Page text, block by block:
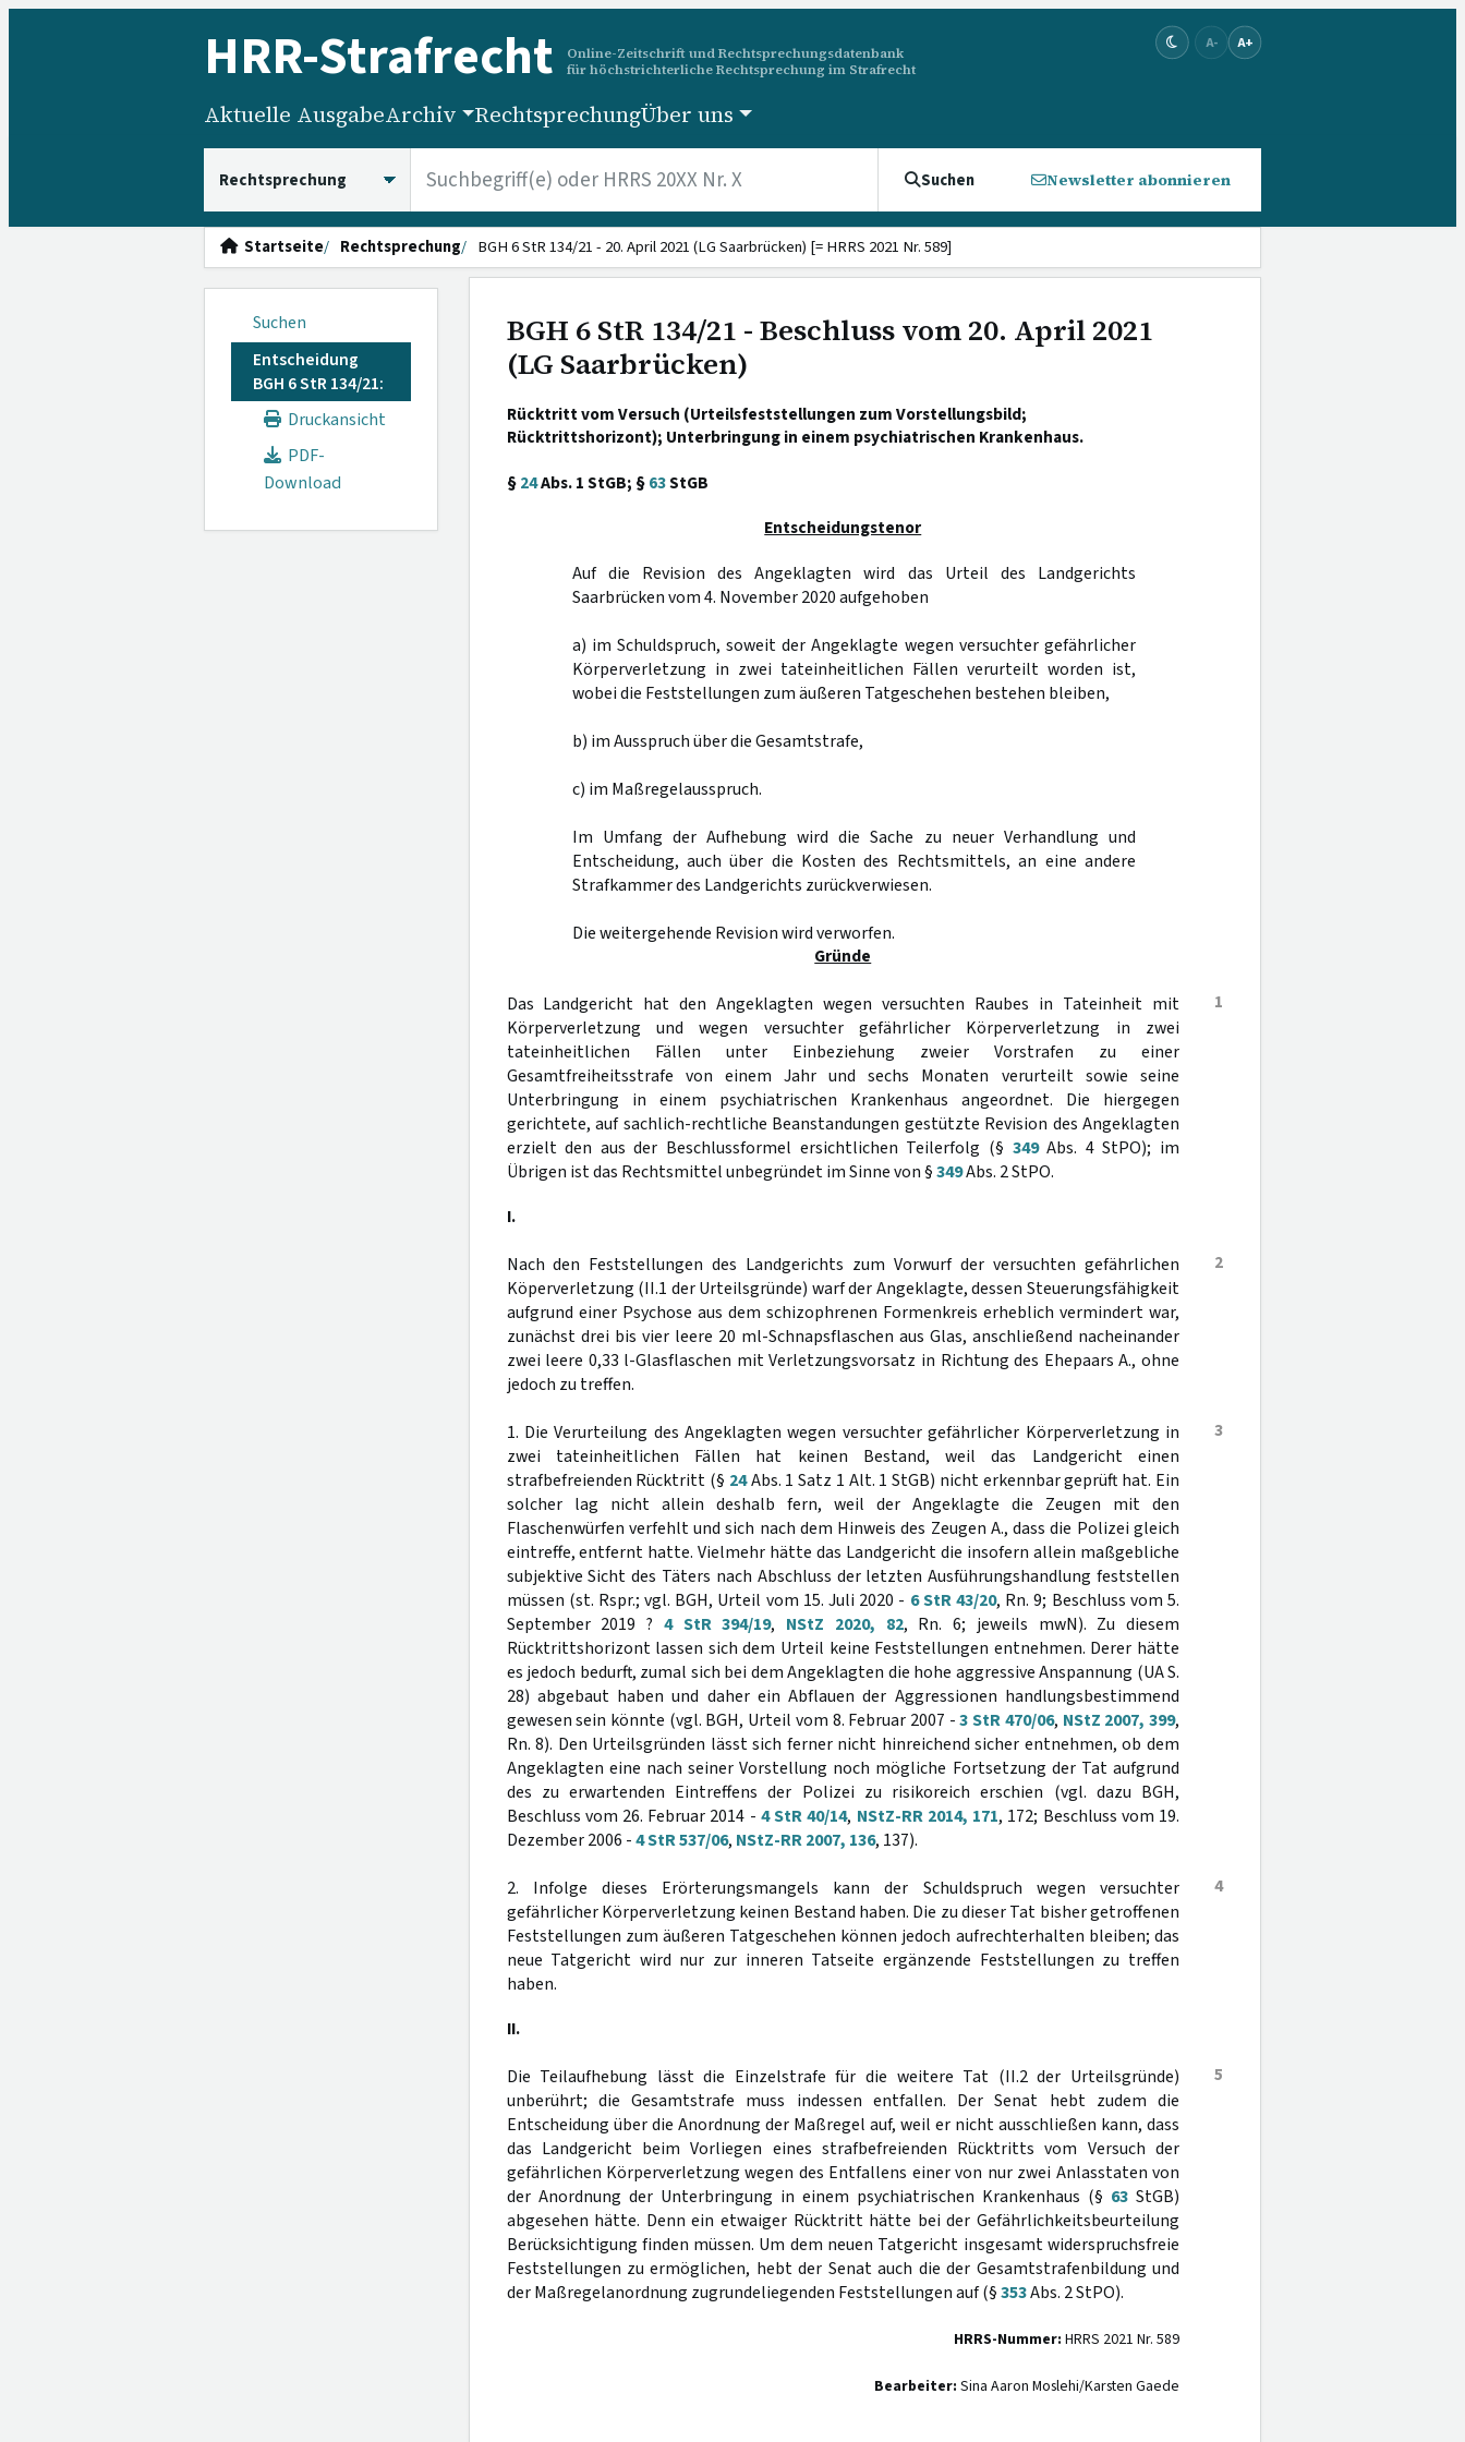
HRR-Strafrecht
Online-Zeitschrift und Rechtsprechungsdatenbank
für höchstrichterliche Rechtsprechung im Strafrecht
A- A+
Aktuelle AusgabeArchiv RechtsprechungÜber uns
Suchen Newsletter abonnieren
Startseite Rechtsprechung BGH 6 StR 134/21 - 20. April 2021 (LG Saarbrücken) [= HRRS 2021 Nr. 589]
Suchen
Entscheidung
BGH 6 StR 134/21:
Druckansicht
PDF-
Download
BGH 6 StR 134/21 - Beschluss vom 20. April 2021
(LG Saarbrücken)
Rücktritt vom Versuch (Urteilsfeststellungen zum Vorstellungsbild;
Rücktrittshorizont); Unterbringung in einem psychiatrischen Krankenhaus.
§24Abs. 1 StGB; §63StGB
Entscheidungstenor
Auf die Revision des Angeklagten wird das Urteil des Landgerichts
Saarbrücken vom 4. November 2020 aufgehoben
a) im Schuldspruch, soweit der Angeklagte wegen versuchter gefährlicher
Körperverletzung in zwei tateinheitlichen Fällen verurteilt worden ist,
wobei die Feststellungen zum äußeren Tatgeschehen bestehen bleiben,
b) im Ausspruch über die Gesamtstrafe,
c) im Maßregelausspruch.
Im Umfang der Aufhebung wird die Sache zu neuer Verhandlung und
Entscheidung, auch über die Kosten des Rechtsmittels, an eine andere
Strafkammer des Landgerichts zurückverwiesen.
Die weitergehende Revision wird verworfen.
Gründe
1
Das Landgericht hat den Angeklagten wegen versuchten Raubes in Tateinheit mit
Körperverletzung und wegen versuchter gefährlicher Körperverletzung in zwei
tateinheitlichen Fällen unter Einbeziehung zweier Vorstrafen zu einer
Gesamtfreiheitsstrafe von einem Jahr und sechs Monaten verurteilt sowie seine
Unterbringung in einem psychiatrischen Krankenhaus angeordnet. Die hiergegen
gerichtete, auf sachlich-rechtliche Beanstandungen gestützte Revision des Angeklagten
erzielt den aus der Beschlussformel ersichtlichen Teilerfolg (§ 349Abs. 4 StPO); im
Übrigen ist das Rechtsmittel unbegründet im Sinne von §349Abs. 2 StPO.
I.
2
Nach den Feststellungen des Landgerichts zum Vorwurf der versuchten gefährlichen
Köperverletzung (II.1 der Urteilsgründe) warf der Angeklagte, dessen Steuerungsfähigkeit
aufgrund einer Psychose aus dem schizophrenen Formenkreis erheblich vermindert war,
zunächst drei bis vier leere 20 ml-Schnapsflaschen aus Glas, anschließend nacheinander
zwei leere 0,33 l-Glasflaschen mit Verletzungsvorsatz in Richtung des Ehepaars A., ohne
jedoch zu treffen.
3
1. Die Verurteilung des Angeklagten wegen versuchter gefährlicher Körperverletzung in
zwei tateinheitlichen Fällen hat keinen Bestand, weil das Landgericht einen
strafbefreienden Rücktritt (§ 24Abs. 1 Satz 1 Alt. 1 StGB) nicht erkennbar geprüft hat. Ein
solcher lag nicht allein deshalb fern, weil der Angeklagte die Zeugen mit den
Flaschenwürfen verfehlt und sich nach dem Hinweis des Zeugen A., dass die Polizei gleich
eintreffe, entfernt hatte. Vielmehr hätte das Landgericht die insofern allein maßgebliche
subjektive Sicht des Täters nach Abschluss der letzten Ausführungshandlung feststellen
müssen (st. Rspr.; vgl. BGH, Urteil vom 15. Juli 2020 - 6 StR 43/20, Rn. 9; Beschluss vom 5.
September 2019 ? 4 StR 394/19, NStZ 2020, 82, Rn. 6; jeweils mwN). Zu diesem
Rücktrittshorizont lassen sich dem Urteil keine Feststellungen entnehmen. Derer hätte
es jedoch bedurft, zumal sich bei dem Angeklagten die hohe aggressive Anspannung (UA S.
28) abgebaut haben und daher ein Abflauen der Aggressionen handlungsbestimmend
gewesen sein könnte (vgl. BGH, Urteil vom 8. Februar 2007 -3 StR 470/06, NStZ 2007, 399,
Rn. 8). Den Urteilsgründen lässt sich ferner nicht hinreichend sicher entnehmen, ob dem
Angeklagten eine nach seiner Vorstellung noch mögliche Fortsetzung der Tat aufgrund
des zu erwartenden Eintreffens der Polizei zu risikoreich erschien (vgl. dazu BGH,
Beschluss vom 26. Februar 2014 - 4 StR 40/14, NStZ-RR 2014, 171, 172; Beschluss vom 19.
Dezember 2006 -4 StR 537/06, NStZ-RR 2007, 136, 137).
4
2. Infolge dieses Erörterungsmangels kann der Schuldspruch wegen versuchter
gefährlicher Körperverletzung keinen Bestand haben. Die zu dieser Tat bisher getroffenen
Feststellungen zum äußeren Tatgeschehen können jedoch aufrechterhalten bleiben; das
neue Tatgericht wird nur zur inneren Tatseite ergänzende Feststellungen zu treffen
haben.
II.
5
Die Teilaufhebung lässt die Einzelstrafe für die weitere Tat (II.2 der Urteilsgründe)
unberührt; die Gesamtstrafe muss indessen entfallen. Der Senat hebt zudem die
Entscheidung über die Anordnung der Maßregel auf, weil er nicht ausschließen kann, dass
das Landgericht beim Vorliegen eines strafbefreienden Rücktritts vom Versuch der
gefährlichen Körperverletzung wegen des Entfallens einer von nur zwei Anlasstaten von
der Anordnung der Unterbringung in einem psychiatrischen Krankenhaus (§ 63StGB)
abgesehen hätte. Denn ein etwaiger Rücktritt hätte bei der Gefährlichkeitsbeurteilung
Berücksichtigung finden müssen. Um dem neuen Tatgericht insgesamt widerspruchsfreie
Feststellungen zu ermöglichen, hebt der Senat auch die der Gesamtstrafenbildung und
der Maßregelanordnung zugrundeliegenden Feststellungen auf (§353Abs. 2 StPO).
HRRS-Nummer: HRRS 2021 Nr. 589
Bearbeiter: Sina Aaron Moslehi/Karsten Gaede